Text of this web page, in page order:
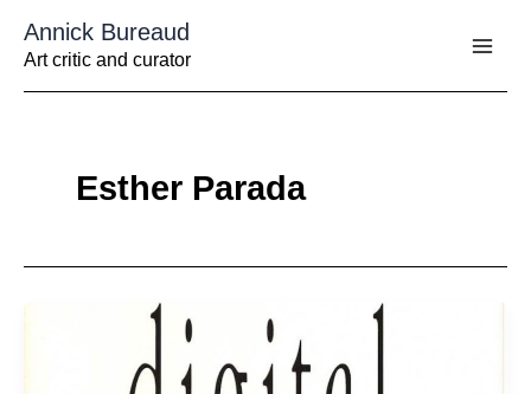
contenu
Annick Bureaud
Art critic and curator
Esther Parada